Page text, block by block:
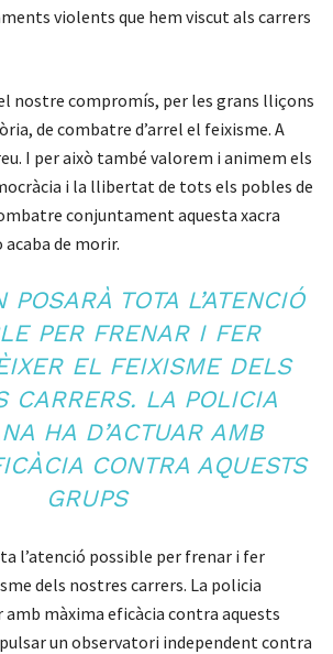
violents que hem viscut als carrers
nostre compromís, per les grans lliçons
de combatre d’arrel el feixisme. A
I per això també valorem i animem els
i la llibertat de tots els pobles de
conjuntament aquesta xacra
de morir.
POSARÀ TOTA L’ATENCIÓ
PER FRENAR I FER
EL FEIXISME DELS
CARRERS. LA POLICIA
HA D’ACTUAR AMB
CONTRA AQUESTS
GRUPS
l’atenció possible per frenar i fer
dels nostres carrers. La policia
amb màxima eficàcia contra aquests
un observatori independent contra